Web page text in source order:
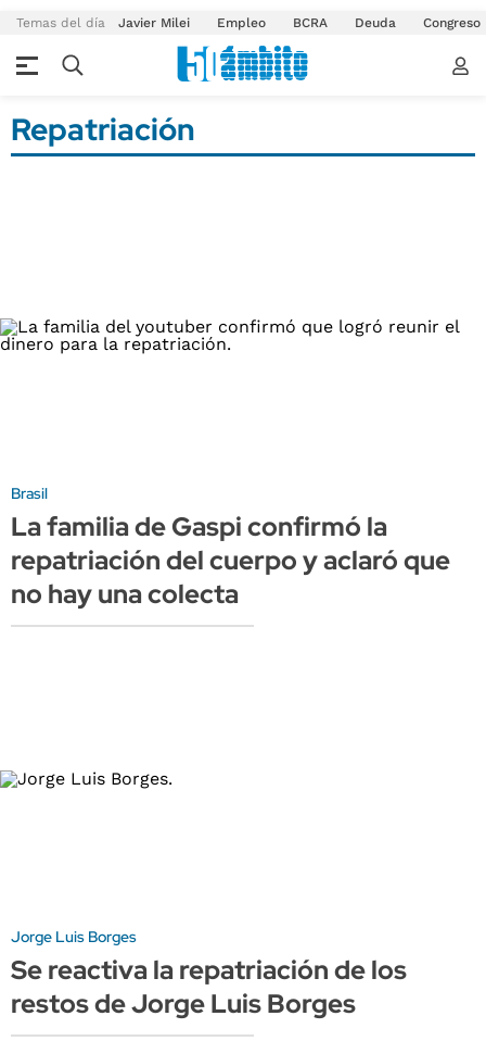
Temas del día Javier Milei Empleo BCRA Deuda Congreso
Repatriación
Brasil
La familia de Gaspi confirmó la
repatriación del cuerpo y aclaró que
no hay una colecta
Jorge Luis Borges
Se reactiva la repatriación de los
restos de Jorge Luis Borges